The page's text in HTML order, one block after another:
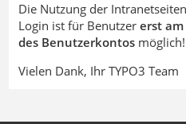
Die Nutzung der
Login ist für Benutzer erst
des Benutzerkontosmöglich!
Vielen Dank, Ihr TYPO3 Team